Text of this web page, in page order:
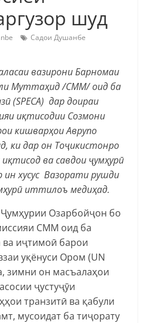
шуд
Садои Душанбе
вазирони Барномаи
Муттаҳид /СММ/ оид ба
(SPECA) дар доираи
иқтисодии Созмони
кишварҳои Аврупо
ки дар он Тоҷикистонро
ва савдои ҷумҳурӣ
ин хусус Вазорати рушди
иттилоъ медиҳад.
Ҷумҳурии Озарбойҷон бо
СММ оид ба
ва иҷтимоӣ барои
уқёнуси Ором (UN
зимни он масъалаҳои
ҷустуҷӯи
транзитӣ ва қабули
мусоидат ба тиҷорату